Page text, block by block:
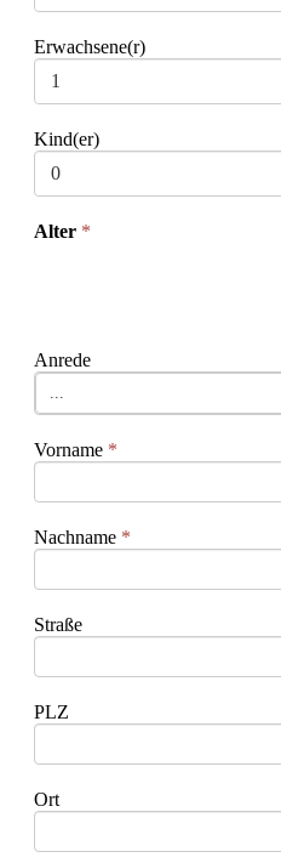
Erwachsene(r)
Kind(er)
Alter *
Anrede
...
Vorname *
Nachname *
Straße
PLZ
Ort